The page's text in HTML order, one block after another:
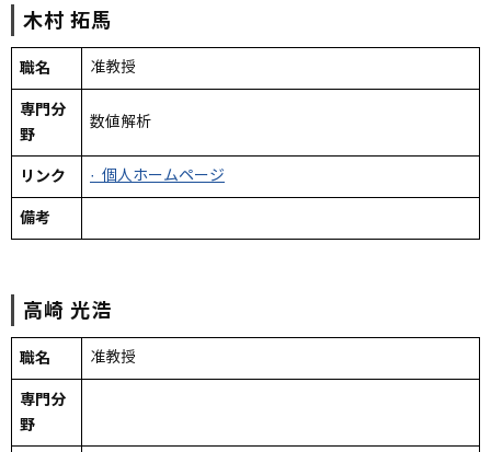
木村 拓馬
職名 准教授
専門分
野
数値解析
リンク · 個人ホームページ
備考
高崎 光浩
職名 准教授
専門分
野